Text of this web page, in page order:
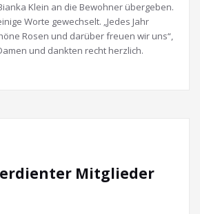
Klein an die Bewohner übergeben.
Worte gewechselt. „Jedes Jahr
Rosen und darüber freuen wir uns“,
und dankten recht herzlich.
Mitglieder